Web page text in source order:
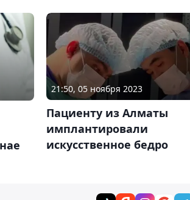
21:50, 05 ноября 2023
Пациенту из Алматы
имплантировали
искусственное бедро